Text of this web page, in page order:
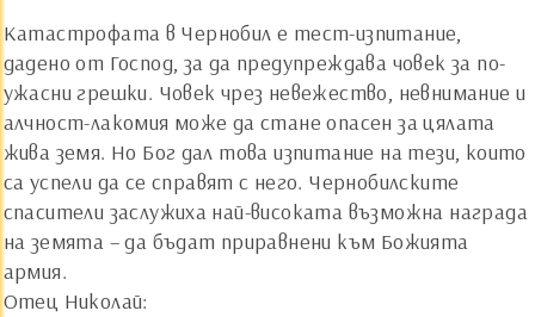
Катастрофата в Чернобил е тест-изпитание,
дадено от Господ, за да предупреждава човек за по-
ужасни грешки. Човек чрез невежество, невнимание и
алчност-лакомия може да стане опасен за цялата
жива земя. Но Бог дал това изпитание на тези, които
са успели да се справят с него. Чернобилските
спасители заслужиха най-високата възможна награда
на земята – да бъдат приравнени към Божията
армия.
Отец Николай: